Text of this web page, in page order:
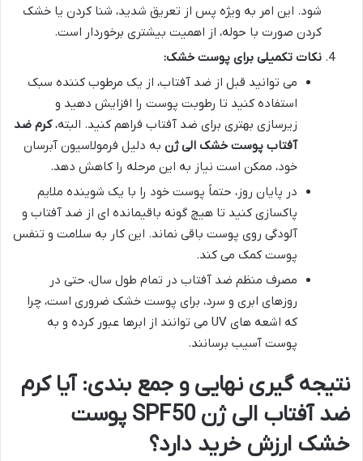
شود. این امر به ویژه پس از تعریق شدید، شنا کردن یا خشک
کردن صورت با حوله، از اهمیت بیشتری برخوردار است.
نکات تکمیلی برای پوست خشک:
می توانید قبل از ضد آفتاب، از یک مرطوب کننده سبک
استفاده کنید تا رطوبت پوست را افزایش دهید و
زیرسازی بهتری برای ضد آفتاب فراهم کنید. البته،کرم ضد
آفتاب پوست خشک الی ژن به دلیل فرمولاسیون آبرسان
خود، ممکن است نیاز به این مرحله را کاهش دهد.
در پایان روز، حتماً پوست خود را با یک شوینده ملایم
پاکسازی کنید تا هیچ گونه باقیمانده ای از ضد آفتاب و
آلودگی روی پوست باقی نماند. این کار به سلامت و تنفس
پوست کمک می کند.
مصرف منظم ضد آفتاب در تمام طول سال، حتی در
روزهای ابری و سرد، برای پوست خشک ضروری است، چرا
که اشعه های UV می توانند از ابرها عبور کرده و به
پوست آسیب برسانند.
نتیجه گیری نهایی و جمع بندی: آیا کرم
ضد آفتاب الی ژن SPF50 پوست
خشک ارزش خرید دارد؟